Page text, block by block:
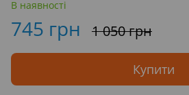
В наявності
745 грн 1 050 грн
Купити